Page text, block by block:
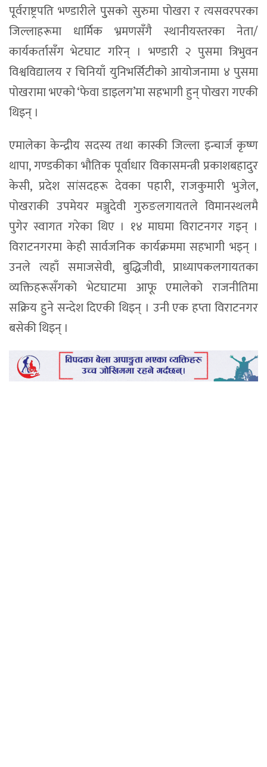
पूर्वराष्ट्रपति भण्डारीले पुुसको सुरुमा पोखरा र त्यसवरपरका
जिल्लाहरूमा धार्मिक भ्रमणसँगै स्थानीयस्तरका नेता/
कार्यकर्तासँग भेटघाट गरिन् । भण्डारी २ पुसमा त्रिभुवन
विश्वविद्यालय र चिनियाँ युनिभर्सिटीको आयोजनामा ४ पुसमा
पोखरामा भएको ‘फेवा डाइलग’मा सहभागी हुन् पोखरा गएकी
थिइन् ।
एमालेका केन्द्रीय सदस्य तथा कास्की जिल्ला इन्चार्ज कृष्ण
थापा, गण्डकीका भौतिक पूर्वाधार विकासमन्त्री प्रकाशबहादुर
केसी, प्रदेश सांसदहरू देवका पहारी, राजकुमारी भुजेल,
पोखराकी उपमेयर मञ्जुदेवी गुरुङलगायतले विमानस्थलमै
पुगेर स्वागत गरेका थिए । १४ माघमा विराटनगर गइन् ।
विराटनगरमा केही सार्वजनिक कार्यक्रममा सहभागी भइन् ।
उनले त्यहाँ समाजसेवी, बुद्धिजीवी, प्राध्यापकलगायतका
व्यक्तिहरूसँगको भेटघाटमा आफू एमालेको राजनीतिमा
सक्रिय हुने सन्देश दिएकी थिइन् । उनी एक हप्ता विराटनगर
बसेकी थिइन् ।